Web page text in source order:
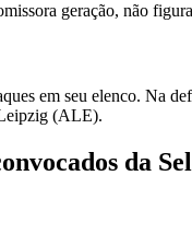
geração, não
em seu elenco. Na
(ALE).
da